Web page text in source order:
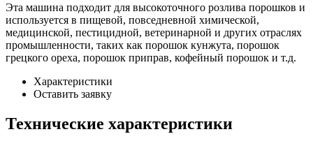
Эта машина подходит для высокоточного розлива порошков и
используется в пищевой, повседневной химической,
медицинской, пестицидной, ветеринарной и других отраслях
промышленности, таких как порошок кунжута, порошок
грецкого ореха, порошок приправ, кофейный порошок и т.д.
Характеристики
Оставить заявку
Технические характеристики